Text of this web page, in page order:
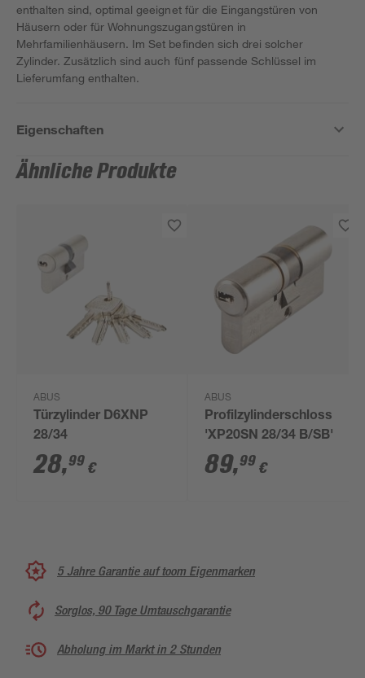
enthalten sind, optimal geeignet für die Eingangstüren von
Häusern oder für Wohnungszugangstüren in
Mehrfamilienhäusern. Im Set befinden sich drei solcher
Zylinder. Zusätzlich sind auch fünf passende Schlüssel im
Lieferumfang enthalten.
Eigenschaften
Ähnliche Produkte
ABUS
Türzylinder D6XNP
28/34
28,99 €
ABUS
Profilzylinderschloss
'XP20SN 28/34 B/SB'
89,99 €
5 Jahre Garantie auf toom Eigenmarken
Sorglos, 90 Tage Umtauschgarantie
Abholung im Markt in 2 Stunden